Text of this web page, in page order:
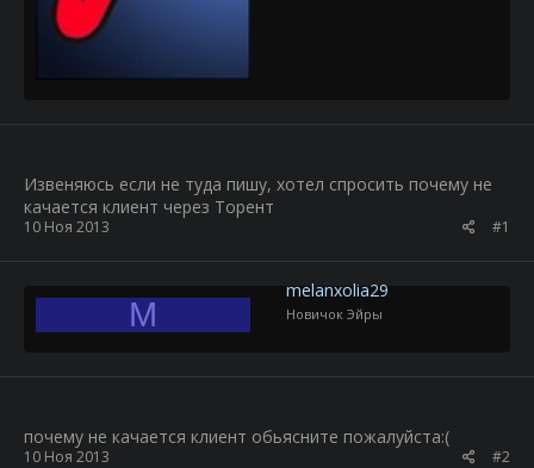
Извеняюсь если не туда пишу, хотел спросить почему не
качается клиент через Торент
10 Ноя 2013 #1
M
melanxolia29
Новичок Эйры
почему не качается клиент обьясните пожалуйста:(
10 Ноя 2013 #2